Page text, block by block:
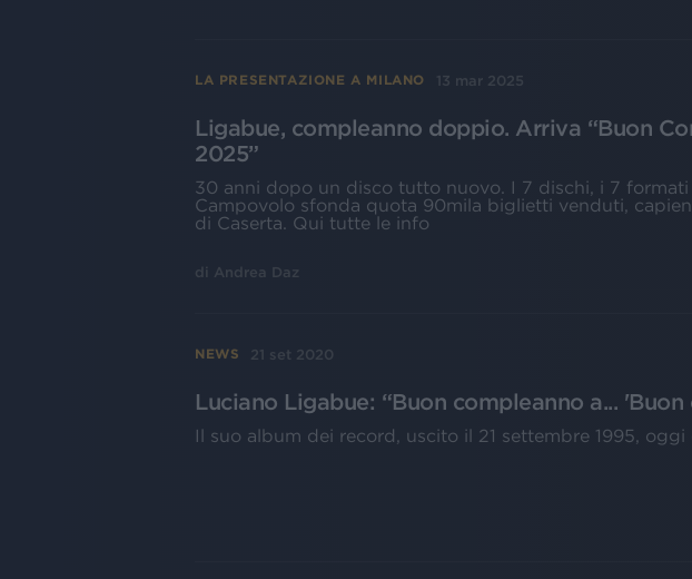
LA PRESENTAZIONE A MILANO 13 mar 2025
Ligabue, compleanno doppio. Arriva “Buon
2025”
30 anni dopo un disco tutto nuovo. I 7 dischi, i 7 formati
Campovolo sfonda quota 90mila biglietti venduti,
di Caserta. Qui tutte le info
di Andrea Daz
NEWS 21 set 2020
Luciano Ligabue: “Buon compleanno a...
Il suo album dei record, uscito il 21 settembre 1995,